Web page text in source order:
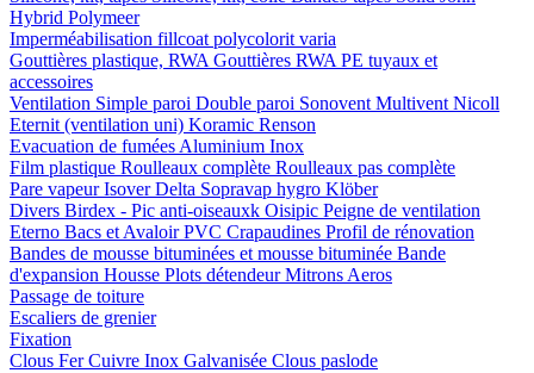
Hybrid Polymeer
Imperméabilisation fillcoat polycolorit varia
Gouttières plastique, RWA Gouttières RWA PE tuyaux et
accessoires
Ventilation Simple paroi Double paroi Sonovent Multivent Nicoll
Eternit (ventilation uni) Koramic Renson
Evacuation de fumées Aluminium Inox
Film plastique Roulleaux complète Roulleaux pas complète
Pare vapeurIsoverDelta Sopravap hygro Klöber
Divers Birdex - Pic anti-oiseauxk Oisipic Peigne de ventilation
Eterno Bacs et Avaloir PVC Crapaudines Profil de rénovation
Bandes de mousse bituminées et mousse bituminée Bande
d'expansion Housse Plots détendeurMitrons Aeros
Passage de toiture
Escaliers de grenier
Fixation
Clous FerCuivre Inox Galvanisée Clous paslode